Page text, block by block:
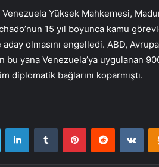
Yüksek Mahkemesi,
15 yıl boyunca kamu
olmasını engelledi. ABD,
bu yana Venezuela’ya uygulanan
diplomatik bağlarını koparmıştı.
Twitter LinkedInTumblr PinterestReddit